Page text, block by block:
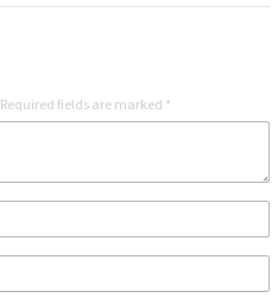
Required fields are marked *